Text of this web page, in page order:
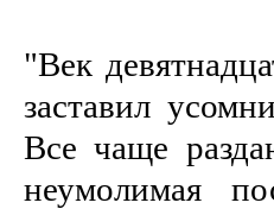
"Век
заставил
Все чаще
неумолимая